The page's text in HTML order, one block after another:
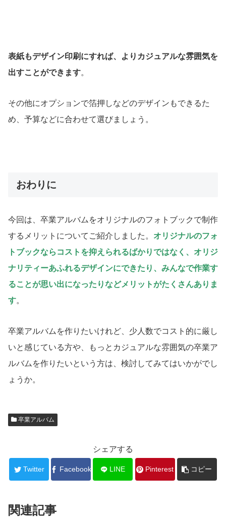
表紙もデザイン印刷にすれば、よりカジュアルな雰囲気を
出すことができます。
その他にオプションで箔押しなどのデザインもできるた
め、予算などに合わせて選びましょう。
おわりに
今回は、卒業アルバムをオリジナルのフォトブックで制作
するメリットについてご紹介しました。 オリジナルのフォ
トブックならコストを抑えられるばかりではなく、オリジ
ナリティーあふれるデザインにできたり、みんなで作業す
ることが思い出になったりなどメリットがたくさんありま
す。
卒業アルバムを作りたいけれど、少人数でコスト的に厳し
いと感じている方や、もっとカジュアルな雰囲気の卒業ア
ルバムを作りたいという方は、検討してみてはいかがでし
ょうか。
卒業アルバム
シェアする
Twitter Facebook LINE Pinterest コピー
関連記事